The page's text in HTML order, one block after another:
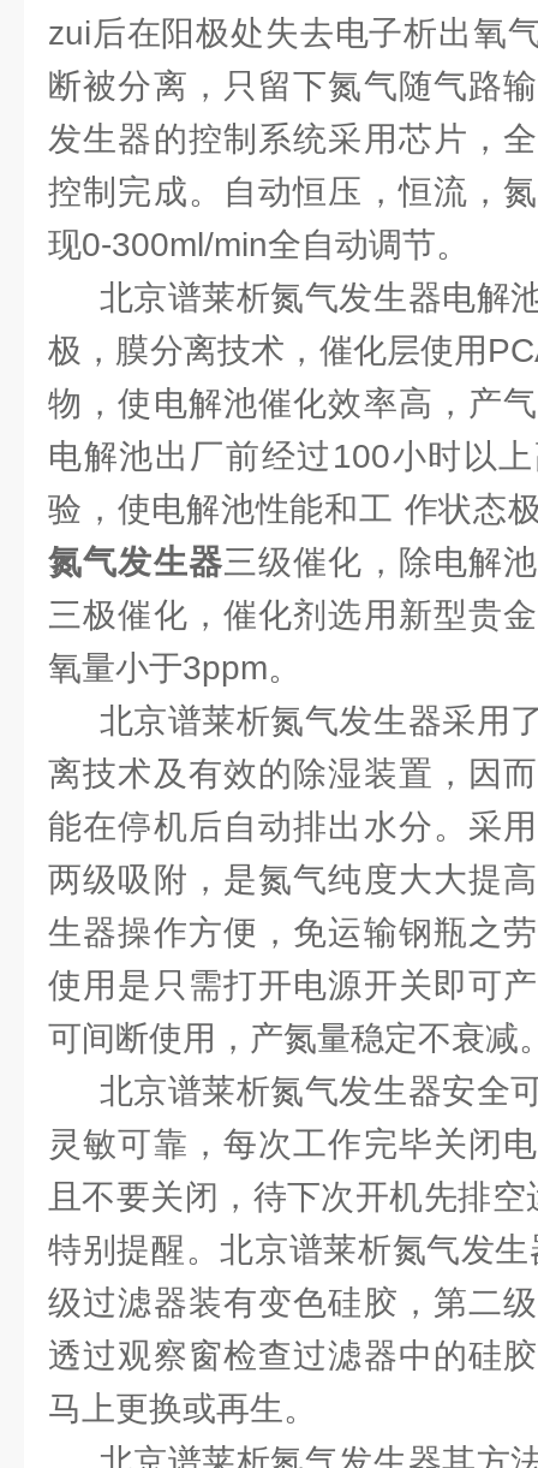
zui后在阳极处失去电子析出氧
断被分离，只留下氮气随气路
发生器的控制系统采用芯片，
控制完成。自动恒压，恒流，
现0-300ml/min全自动调节。
北京谱莱析氮气发生器电解
极，膜分离技术，催化层使用
物，使电解池催化效率高，产
电解池出厂前经过100小时以
验，使电解池性能和工 作状态
氮气发生器三级催化，除电解
三极催化，催化剂选用新型贵
氧量小于3ppm。
北京谱莱析氮气发生器采用
离技术及有效的除湿装置，因
能在停机后自动排出水分。采
两级吸附，是氮气纯度大大提
生器操作方便，免运输钢瓶之
使用是只需打开电源开关即可
可间断使用，产氮量稳定不衰减
北京谱莱析氮气发生器安全
灵敏可靠，每次工作完毕关闭
且不要关闭，待下次开机先排
特别提醒。北京谱莱析氮气发
级过滤器装有变色硅胶，第二
透过观察窗检查过滤器中的硅
马上更换或再生。